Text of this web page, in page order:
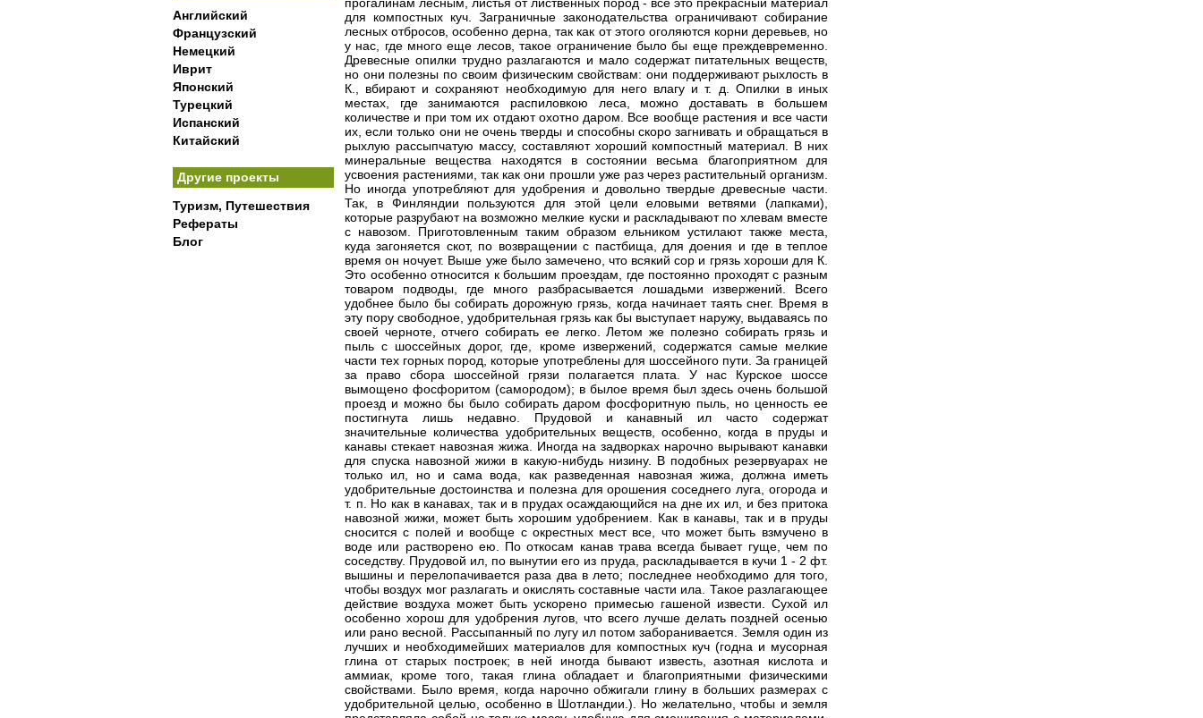
Английский
Французский
Немецкий
Иврит
Японский
Турецкий
Испанский
Китайский
Другие проекты
Туризм, Путешествия
Рефераты
Блог
для компостных куч. Заграничные законодательства ограничивают собирание
лесных отбросов, особенно дерна, так как от этого оголяются корни деревьев, но
у нас, где много еще лесов, такое ограничение было бы еще преждевременно.
Древесные опилки трудно разлагаются и мало содержат питательных веществ,
но они полезны по своим физическим свойствам: они поддерживают рыхлость в
К., вбирают и сохраняют необходимую для него влагу и т. д. Опилки в иных
местах, где занимаются распиловкою леса, можно доставать в большем
количестве и при том их отдают охотно даром. Все вообще растения и все части
их, если только они не очень тверды и способны скоро загнивать и обращаться в
рыхлую рассыпчатую массу, составляют хороший компостный материал. В них
минеральные вещества находятся в состоянии весьма благоприятном для
усвоения растениями, так как они прошли уже раз через растительный организм.
Но иногда употребляют для удобрения и довольно твердые древесные части.
Так, в Финляндии пользуются для этой цели еловыми ветвями (лапками),
которые разрубают на возможно мелкие куски и раскладывают по хлевам вместе
с навозом. Приготовленным таким образом ельником устилают также места,
куда загоняется скот, по возвращении с пастбища, для доения и где в теплое
время он ночует. Выше уже было замечено, что всякий сор и грязь хороши для К.
Это особенно относится к большим проездам, где постоянно проходят с разным
товаром подводы, где много разбрасывается лошадьми извержений. Всего
удобнее было бы собирать дорожную грязь, когда начинает таять снег. Время в
эту пору свободное, удобрительная грязь как бы выступает наружу, выдаваясь по
своей черноте, отчего собирать ее легко. Летом же полезно собирать грязь и
пыль с шоссейных дорог, где, кроме извержений, содержатся самые мелкие
части тех горных пород, которые употреблены для шоссейного пути. За границей
за право сбора шоссейной грязи полагается плата. У нас Курское шоссе
вымощено фосфоритом (самородом); в былое время был здесь очень большой
проезд и можно бы было собирать даром фосфоритную пыль, но ценность ее
постигнута лишь недавно. Прудовой и канавный ил часто содержат
значительные количества удобрительных веществ, особенно, когда в пруды и
канавы стекает навозная жижа. Иногда на задворках нарочно вырывают канавки
для спуска навозной жижи в какую-нибудь низину. В подобных резервуарах не
только ил, но и сама вода, как разведенная навозная жижа, должна иметь
удобрительные достоинства и полезна для орошения соседнего луга, огорода и
т. п. Но как в канавах, так и в прудах осаждающийся на дне их ил, и без притока
навозной жижи, может быть хорошим удобрением. Как в канавы, так и в пруды
сносится с полей и вообще с окрестных мест все, что может быть взмучено в
воде или растворено ею. По откосам канав трава всегда бывает гуще, чем по
соседству. Прудовой ил, по вынутии его из пруда, раскладывается в кучи 1 - 2 фт.
вышины и перелопачивается раза два в лето; последнее необходимо для того,
чтобы воздух мог разлагать и окислять составные части ила. Такое разлагающее
действиe воздуха может быть ускорено примесью гашеной извести. Сухой ил
особенно хорош для удобрения лугов, что всего лучше делать поздней осенью
или рано весной. Рассыпанный по лугу ил потом заборанивается. Земля один из
лучших и необходимейших материалов для компостных куч (годна и мусорная
глина от старых построек; в ней иногда бывают известь, азотная кислота и
aммиак, кроме того, такая глина обладает и благоприятными физическими
свойствами. Было время, когда нарочно обжигали глину в больших размерах с
удобрительной целью, особенно в Шотландии.). Но желательно, чтобы и земля